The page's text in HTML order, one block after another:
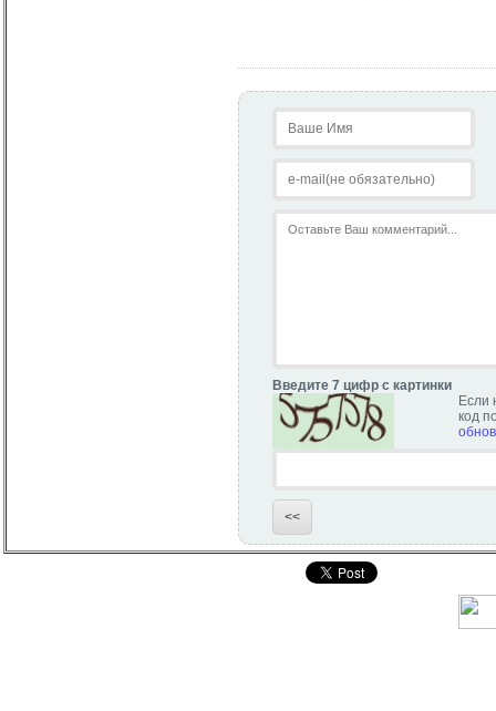
Введите 7 цифр с картинки
Если
код